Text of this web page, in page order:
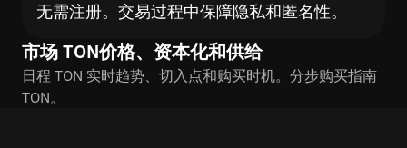
无需注册。交易过程中保障隐私和匿名性。
市场 TON价格、资本化和供给
日程 TON 实时趋势、切入点和购买时机。分步购买指南
TON。